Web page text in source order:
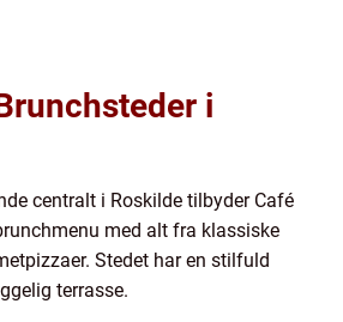
i
centralt i Roskilde tilbyder Café
med alt fra klassiske
Stedet har en stilfuld
terrasse.